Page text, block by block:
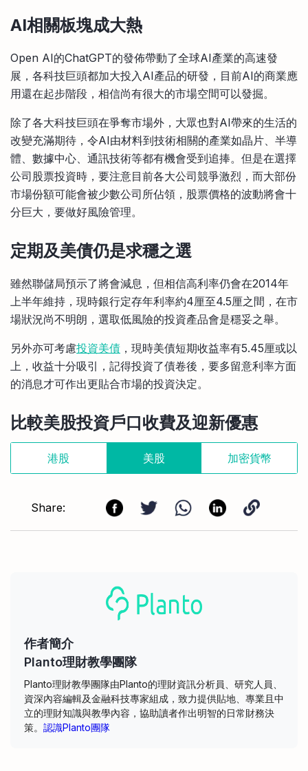
AI相關板塊成大熱
Open AI的ChatGPT的發佈帶動了全球AI產業的高速發
展，各科技巨頭都加大投入AI產品的研發，目前AI的商業應
用還在起步階段，相信尚有很大的市場空間可以發掘。
除了各大科技巨頭在爭奪市場外，大眾也對AI帶來的生活的
改變充滿期待，令AI由材料到技術相關的產業如晶片、半導
體、數據中心、通訊技術等都有機會受到追捧。但是在選擇
公司股票投資時，要注意目前各大公司競爭激烈，而大部份
市場份額可能會被少數公司所佔領，股票價格的波動將會十
分巨大，要做好風險管理。
定期及美債仍是求穩之選
雖然聯儲局預示了將會減息，但相信高利率仍會在2014年
上半年維持，現時銀行定存年利率約4厘至4.5厘之間，在市
場狀況尚不明朗，選取低風險的投資產品會是穩妥之舉。
另外亦可考慮投資美債 ，現時美債短期收益率有5.45厘或以
上，收益十分吸引，記得投資了債卷後，要多留意利率方面
的消息才可作出更貼合市場的投資決定。
比較美股投資戶口收費及迎新優惠
港股 美股 加密貨幣
Share:
作者簡介
Planto理財教學團隊
Planto理財教學團隊由Planto的理財資訊分析員、研究人員、
資深內容編輯及金融科技專家組成，致力提供貼地、專業且中
立的理財知識與教學內容，協助讀者作出明智的日常財務決
策。 認識Planto團隊